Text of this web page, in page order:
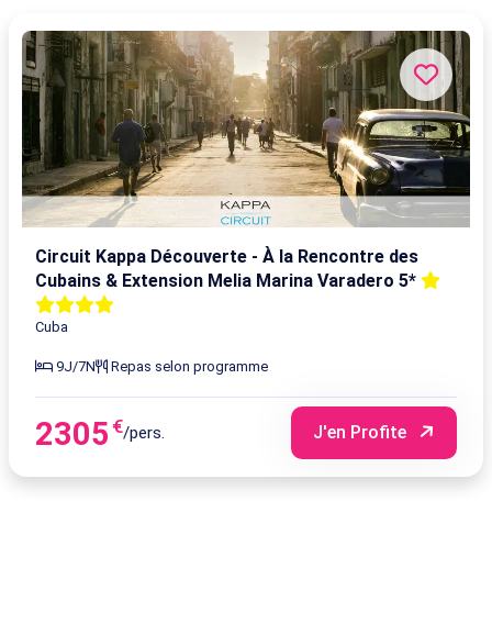
Circuit Kappa Découverte - À la Rencontre des
Cubains & Extension Melia Marina Varadero 5*
Cuba
9J/7N Repas selon programme
2305 €/pers. J'en Profite